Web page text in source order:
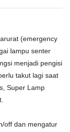
(emergency
lampu senter
menjadi pengisi
takut lagi saat
Super Lamp
off dan mengatur